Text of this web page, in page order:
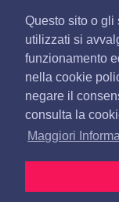
Questo sito o gli
utilizzati si
funzionamento
nella cookie
negare il
consulta la
Maggiori
REDAZIONE